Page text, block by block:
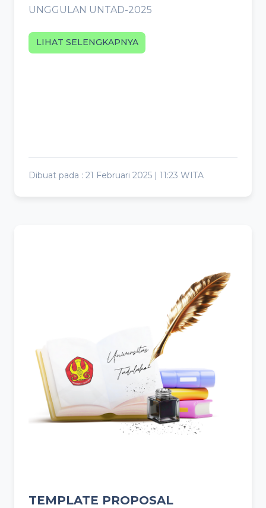
UNGGULAN UNTAD-2025
LIHAT SELENGKAPNYA
Dibuat pada : 21 Februari 2025 | 11:23 WITA
TEMPLATE PROPOSAL